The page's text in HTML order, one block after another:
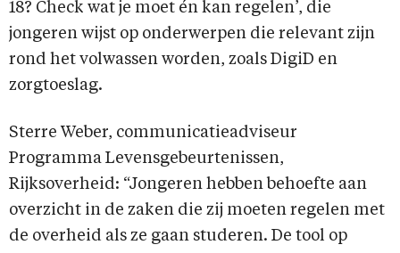
18? Check wat je moet én kan regelen’, die
jongeren wijst op onderwerpen die relevant zijn
rond het volwassen worden, zoals DigiD en
zorgtoeslag.
Sterre Weber, communicatieadviseur
Programma Levensgebeurtenissen,
Rijksoverheid: “Jongeren hebben behoefte aan
overzicht in de zaken die zij moeten regelen met
de overheid als ze gaan studeren. De tool op